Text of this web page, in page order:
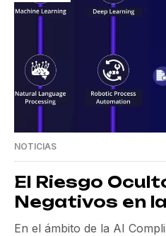
significativamente […]
NOTICIAS
El Riesgo
Negativos en
Compliance
En el ámbito de la AI